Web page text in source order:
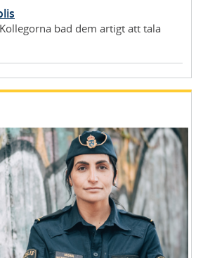
bad dem artigt att tala